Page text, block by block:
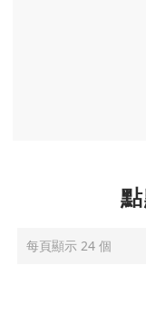
每頁顯示 24 個